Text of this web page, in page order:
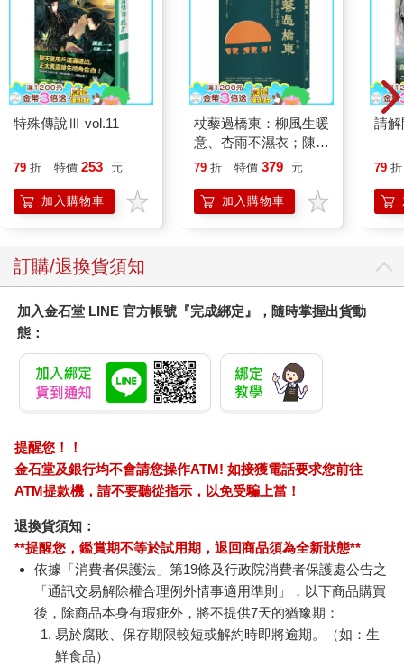
特殊傳說Ⅲ vol.11
79 折 特價 253 元
加入購物車
杖藜過橋東：柳風生暖
意、杏雨不濕衣；陳亮
恭談以心轉境的適齡漫
79 折 特價 379 元
加入購物車
請解
79 折
訂購/退換貨須知
加入金石堂 LINE 官方帳號『完成綁定』，隨時掌握出貨動
態：
提醒您！！
金石堂及銀行均不會請您操作ATM! 如接獲電話要求您前往
ATM提款機，請不要聽從指示，以免受騙上當！
退換貨須知：
**提醒您，鑑賞期不等於試用期，退回商品須為全新狀態**
依據「消費者保護法」第19條及行政院消費者保護處公告之
「通訊交易解除權合理例外情事適用準則」，以下商品購買
後，除商品本身有瑕疵外，將不提供7天的猶豫期：
易於腐敗、保存期限較短或解約時即將逾期。（如：生
鮮食品）